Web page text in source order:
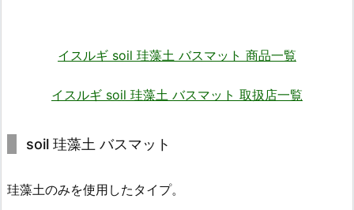
イスルギ soil 珪藻土 バスマット 商品一覧
イスルギ soil 珪藻土 バスマット 取扱店一覧
soil 珪藻土 バスマット
珪藻土のみを使用したタイプ。